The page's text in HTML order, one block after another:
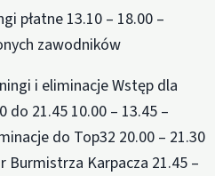
płatne 13.10 – 18.00 –
zawodników
i eliminacje Wstęp dla
do 21.45 10.00 – 13.45 –
do Top32 20.00 – 21.30
Burmistrza Karpacza 21.45 –